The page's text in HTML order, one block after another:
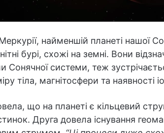
найменшій планеті нашої
бурі, схожі на земні. Вони
Сонячної системи, теж
тіла, магнітосфери та наявності
що на планеті є кільцевий
Друга довела існування